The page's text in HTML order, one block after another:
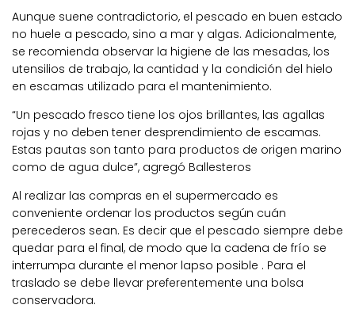
Aunque suene contradictorio, el pescado en buen estado
no huele a pescado, sino a mar y algas. Adicionalmente,
se recomienda observar la higiene de las mesadas, los
utensilios de trabajo, la cantidad y la condición del hielo
en escamas utilizado para el mantenimiento.
“Un pescado fresco tiene los ojos brillantes, las agallas
rojas y no deben tener desprendimiento de escamas.
Estas pautas son tanto para productos de origen marino
como de agua dulce”, agregó Ballesteros
Al realizar las compras en el supermercado es
conveniente ordenar los productos según cuán
perecederos sean. Es decir que el pescado siempre debe
quedar para el final, de modo que la cadena de frío se
interrumpa durante el menor lapso posible . Para el
traslado se debe llevar preferentemente una bolsa
conservadora.